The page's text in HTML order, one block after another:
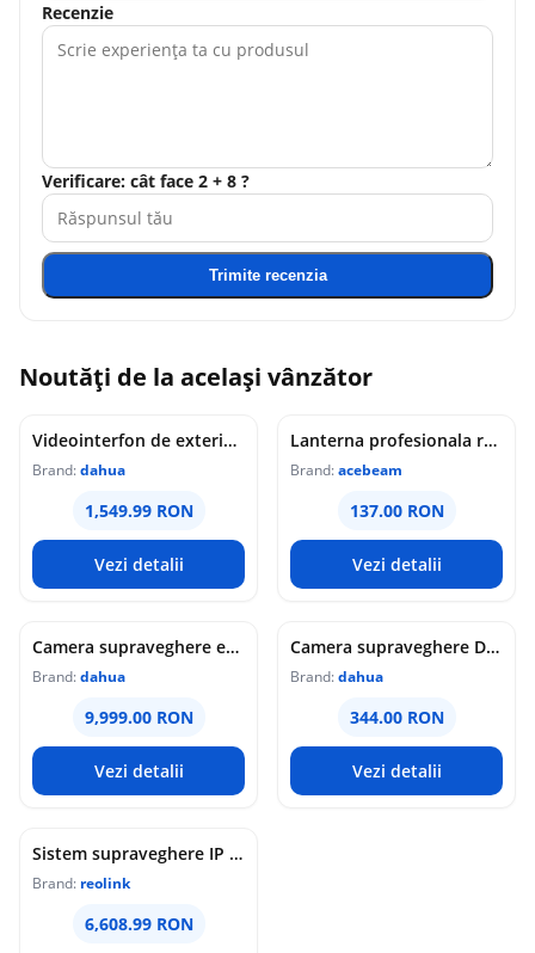
Recenzie
Verificare: cât face 2 + 8 ?
Trimite recenzia
Noutăți de la același vânzător
Videointerfon de exterior IP WiFi Dahua VTO6631QB-WP, 2MP, ecran 5 inch, acces prin PIN/recunoastere faciala/card/Bluetooth, slot card, microfon/difuzor, PoE
Brand:dahua
1,549.99 RON
Vezi detalii
Lanterna profesionala reincarcabila Acebeam Pokelit AA, 1000 lumeni, 105 m, gri
Brand:acebeam
137.00 RON
Vezi detalii
Camera supraveghere exterior analogica Dome cu iluminare duala Dahua HAC-HDW1549X-IL-A-PRO-0360B-DIP, 5 MP, 2.8 mm, IR/lumina calda 50 m, microfon dublu
Brand:dahua
9,999.00 RON
Vezi detalii
Camera supraveghere Dome analogica Dahua WizColor HAC-HDW1549X-A-PRO-0360B-DIP, 5 MP, 3.6 mm, lumina calda 50 m, microfon dublu
Brand:dahua
344.00 RON
Vezi detalii
Sistem supraveghere IP Dome Reolink Color Night Vision NVS16-12MD8, 8 camere, 12 MP, IR / lumina alba 30 m, 4 mm, microfon si difuzor, detectie om/vehicul/animal, PoE, HDD 4 TB inclus
Brand: reolink
6,608.99 RON